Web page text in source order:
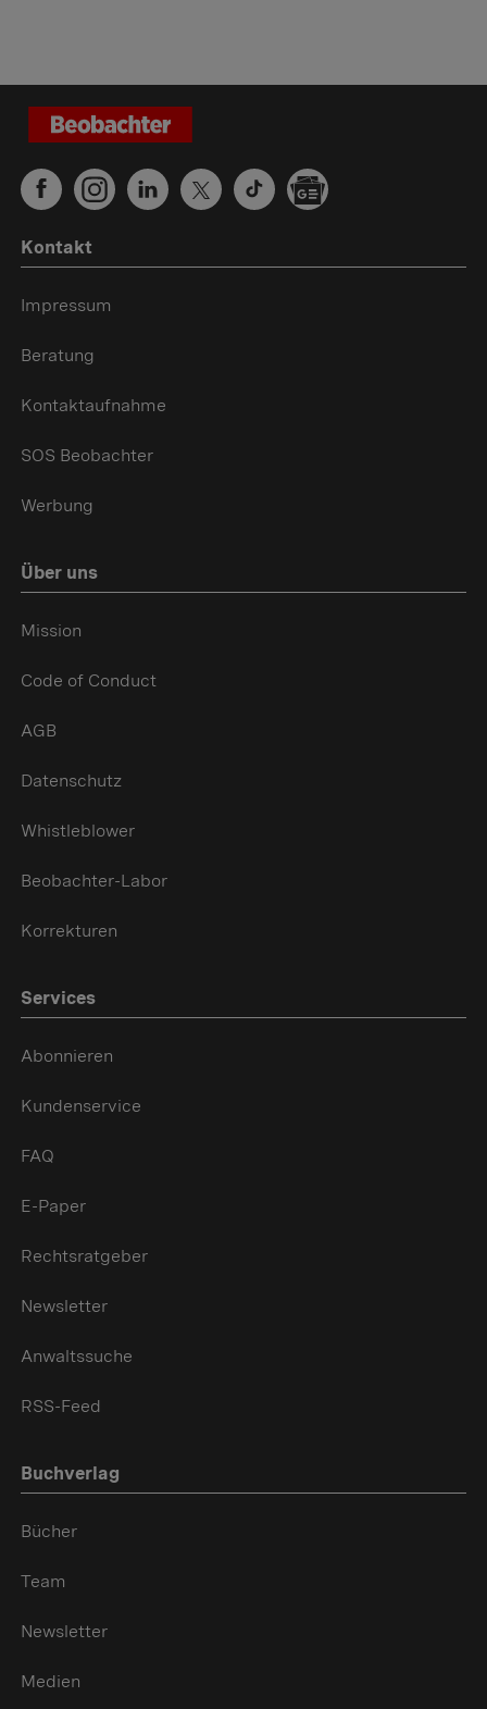
Kontakt
Impressum
Beratung
Kontaktaufnahme
SOS Beobachter
Werbung
Über uns
Mission
Code of Conduct
AGB
Datenschutz
Whistleblower
Beobachter-Labor
Korrekturen
Services
Abonnieren
Kundenservice
FAQ
E-Paper
Rechtsratgeber
Newsletter
Anwaltssuche
RSS-Feed
Buchverlag
Bücher
Team
Newsletter
Medien